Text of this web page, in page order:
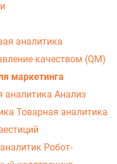
аналитика
качеством (QM)
маркетинга
аналитика Анализ
Товарная аналитика
Робот-